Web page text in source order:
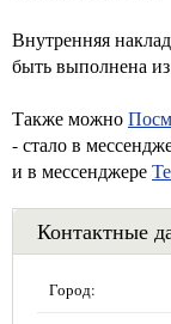
Внутренняя
быть выполнена
Также можно
- стало в
и в мессенджере
Контактные
Город: